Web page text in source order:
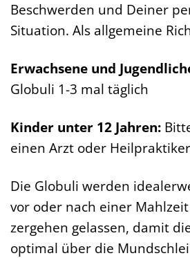
Beschwerden und Deiner
Situation. Als allgemeine
Erwachsene und
Globuli 1-3 mal täglich
Kinder unter 12 Jahren:
einen Arzt oder
Die Globuli werden
vor oder nach einer
zergehen gelassen, damit
optimal über die